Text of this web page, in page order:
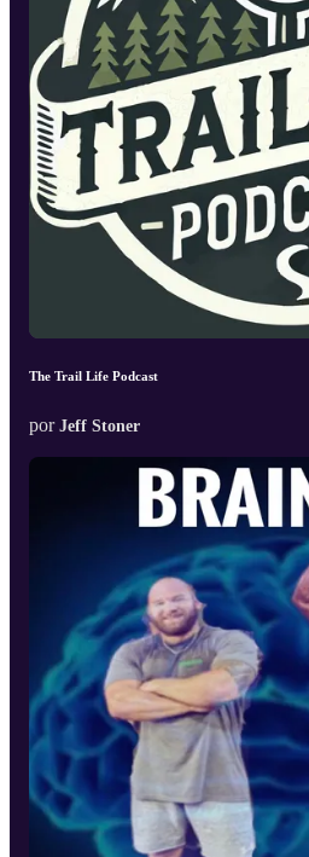
The Trail Life Podcast
por Jeff Stoner